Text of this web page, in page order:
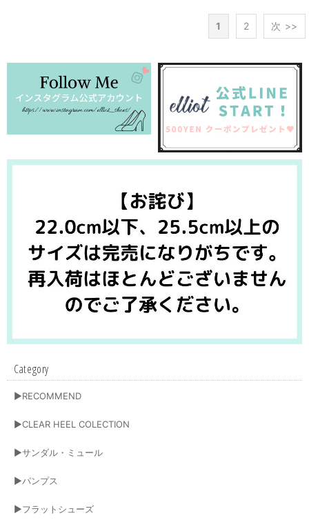
1 2 次 >>
Category
▶RECOMMEND
▶CLEAR HEEL COLECTION
▶サンダル・ミュール
▶パンプス
▶フラットシューズ